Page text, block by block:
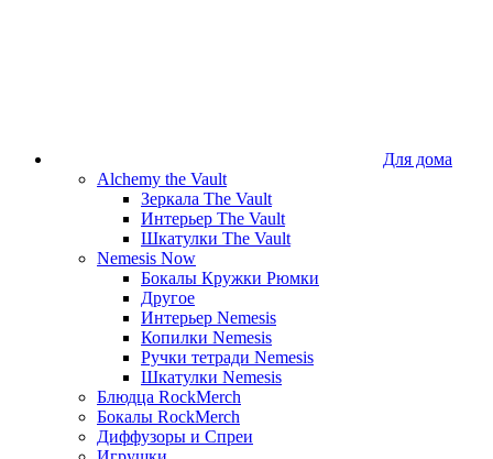
Для дома
Alchemy the Vault
Зеркала The Vault
Интерьер The Vault
Шкатулки The Vault
Nemesis Now
Бокалы Кружки Рюмки
Другое
Интерьер Nemesis
Копилки Nemesis
Ручки тетради Nemesis
Шкатулки Nemesis
Блюдца RockMerch
Бокалы RockMerch
Диффузоры и Спреи